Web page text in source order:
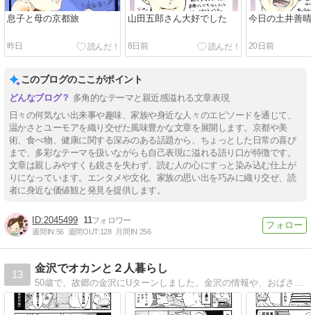
息子と母の京都旅
昨日
山田五郎さん大好でした
8日前
今日の土井善
20日前
このブログのここがポイント
多角的なテーマと親近感溢れる文章表現
日々の何気ない出来事や趣味、家族や身近な人々のエピソードを通じて、
温かさとユーモアを織り交ぜた風味豊かな文章を展開します。京都や美
術、食べ物、健康に関する深みのある話題から、ちょっとした日常の喜び
まで、多彩なテーマを扱いながらも自己表現に溢れる語り口が特徴です。
文章は親しみやすくも鋭さを失わず、読む人の心にすっと染み込む仕上が
りになっています。エンタメや文化、家族の思い出を巧みに織り交ぜ、読
者に身近な価値観と発見を提供します。
2045499 11
週間IN:56 週間OUT:128 月間IN:256
13
金沢でオカンと２人暮らし
50歳で、故郷の金沢にUターンしました。金沢の情報や、おばさん(私)とおばあさん(母)の共同生活の模様を描いています。